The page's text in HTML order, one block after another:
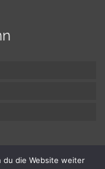
du die Website weiter